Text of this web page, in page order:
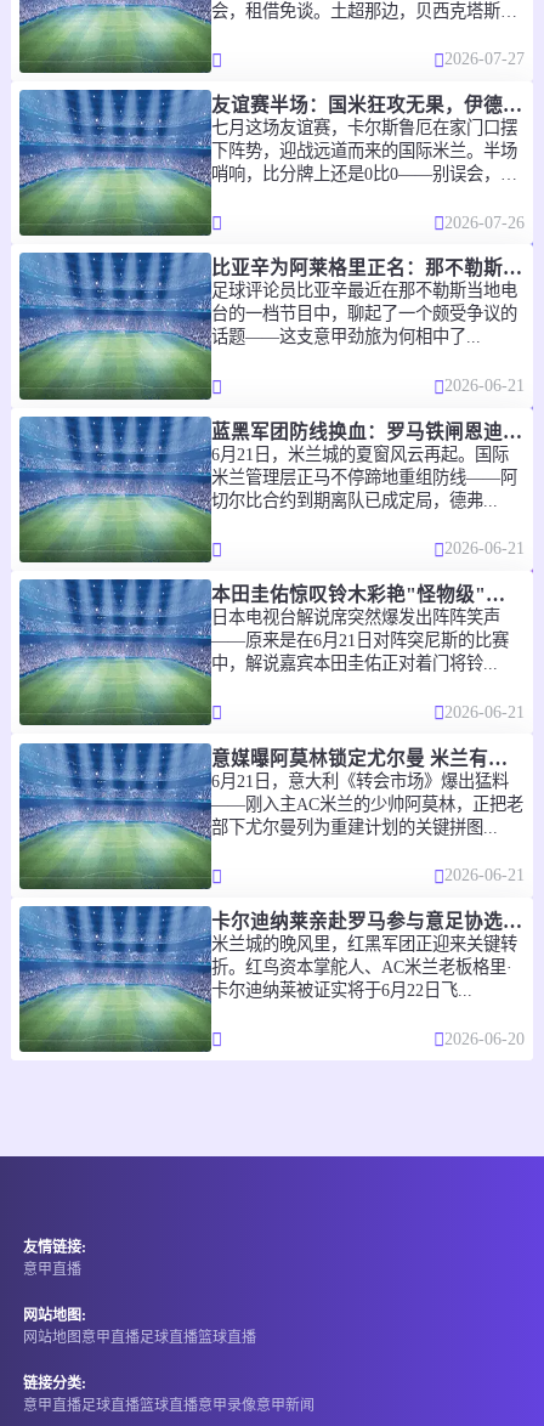
罗乙 2026-08-01 16:00
苏西瓦 V S 康戈迪亚齐安
罗乙 2026-08-01 16:00
达姆布雷维塔 V - S 赫曼施塔特
斯克拉雷西塔 V - S 塔古穆里斯
直播中
罗乙
FC贝卡 V - S 林达伯史特范斯提
直播中
罗乙 2026-08-01 16:00
哥利亚 V - S 维图尔
直播中
罗乙 2026-08-01 16:00
梅塔洛格布斯 V - S AFC金属布佐
直播中
罗乙
澳北女联
凯恩斯海豚女篮
会，租借免谈。土超那边，贝西克塔斯跟
2026-07-27
友谊赛半场：国米狂攻无果，伊德里苏、比塞克造险，0-0暂平卡尔斯鲁厄
七月这场友谊赛，卡尔斯鲁厄在家门口摆
下阵势，迎战远道而来的国际米兰。半场
哨响，比分牌上还是0比0——别误会，
2026-07-26
比亚辛为阿莱格里正名：那不勒斯押宝"实用派"教头绝非昏招
足球评论员比亚辛最近在那不勒斯当地电
台的一档节目中，聊起了一个颇受争议的
话题——这支意甲劲旅为何相中了...
2026-06-21
蓝黑军团防线换血：罗马铁闸恩迪卡标价4000万欧，国米能否破局？
6月21日，米兰城的夏窗风云再起。国际
米兰管理层正马不停蹄地重组防线——阿
切尔比合约到期离队已成定局，德弗...
2026-06-21
本田圭佑惊叹铃木彩艳"怪物级"体质 40岁老将自嘲：这脚法我可学不来
日本电视台解说席突然爆发出阵阵笑声
——原来是在6月21日对阵突尼斯的比赛
中，解说嘉宾本田圭佑正对着门将铃...
2026-06-21
意媒曝阿莫林锁定尤尔曼 米兰有望以4500万欧"友情价"挖角葡体队长
6月21日，意大利《转会市场》爆出猛料
——刚入主AC米兰的少帅阿莫林，正把老
部下尤尔曼列为重建计划的关键拼图...
2026-06-21
卡尔迪纳莱亲赴罗马参与意足协选举 米兰老板加速布局意大利足坛
米兰城的晚风里，红黑军团正迎来关键转
折。红鸟资本掌舵人、AC米兰老板格里·
卡尔迪纳莱被证实将于6月22日飞...
2026-06-20
友情链接:
意甲直播
网站地图:
网站地图 意甲直播足球直播篮球直播
链接分类:
意甲直播足球直播篮球直播意甲录像意甲新闻